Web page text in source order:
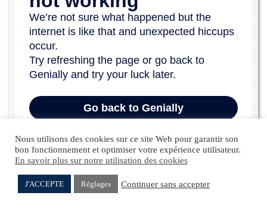
Nous utilisons des cookies sur ce site Web pour garantir son
bon fonctionnement et optimiser votre expérience utilisateur.
En savoir plus sur notre utilisation des cookies
J'ACCEPTE Réglages Continuer sans accepter